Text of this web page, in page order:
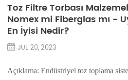
Toz Filtre Torbası
Nomex mi Fiberglas mı -
En İyisi Nedir?
JUL 20, 2023
Açıklama: Endüstriyel toz toplama